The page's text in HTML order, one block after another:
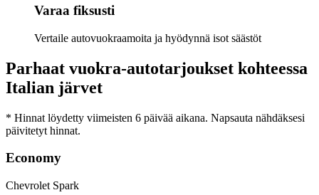
Varaa fiksusti
Vertaile autovuokraamoita ja hyödynnä isot säästöt
Parhaat vuokra-autotarjoukset kohteessa
Italian järvet
* Hinnat löydetty viimeisten 6 päivää aikana. Napsauta nähdäksesi
päivitetyt hinnat.
Economy
Chevrolet Spark